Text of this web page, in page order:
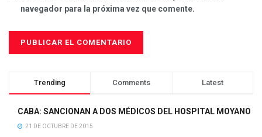
navegador para la próxima vez que comente.
Trending Comments Latest
CABA: SANCIONAN A DOS MÉDICOS DEL HOSPITAL MOYANO
21 DE OCTUBRE DE 2015